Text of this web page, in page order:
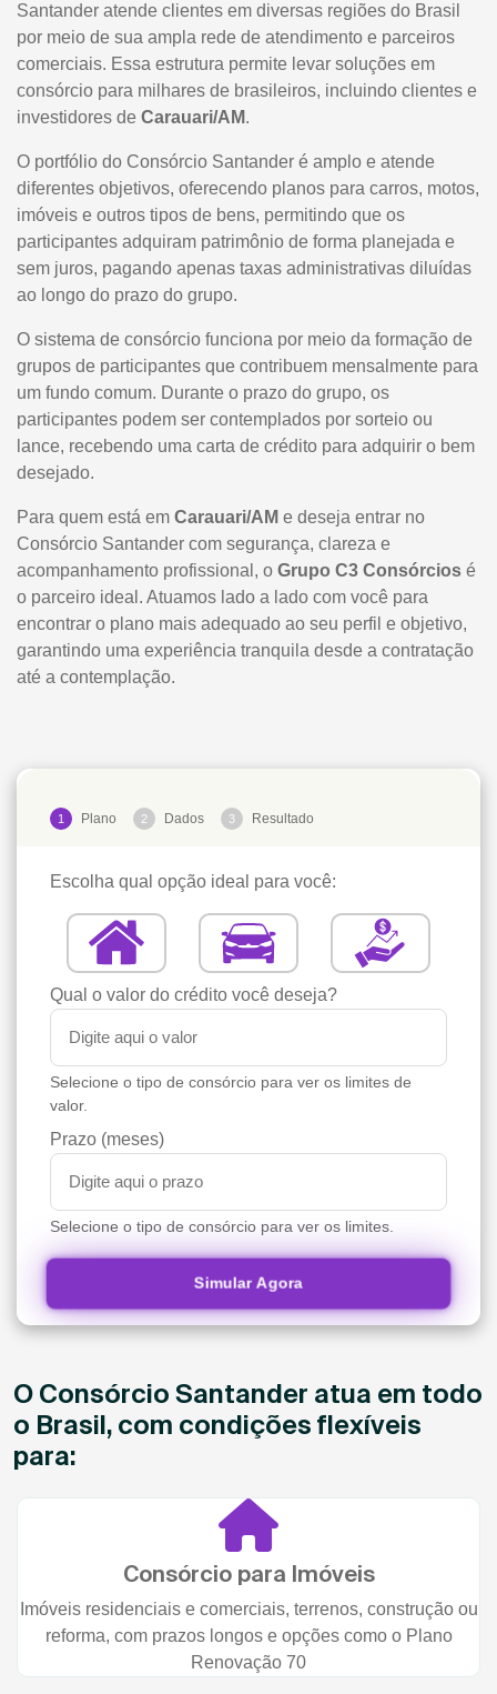
Santander atende clientes em diversas regiões do Brasil
por meio de sua ampla rede de atendimento e parceiros
comerciais. Essa estrutura permite levar soluções em
consórcio para milhares de brasileiros, incluindo clientes e
investidores de Carauari/AM.
O portfólio do Consórcio Santander é amplo e atende
diferentes objetivos, oferecendo planos para carros, motos,
imóveis e outros tipos de bens, permitindo que os
participantes adquiram patrimônio de forma planejada e
sem juros, pagando apenas taxas administrativas diluídas
ao longo do prazo do grupo.
O sistema de consórcio funciona por meio da formação de
grupos de participantes que contribuem mensalmente para
um fundo comum. Durante o prazo do grupo, os
participantes podem ser contemplados por sorteio ou
lance, recebendo uma carta de crédito para adquirir o bem
desejado.
Para quem está em Carauari/AM e deseja entrar no
Consórcio Santander com segurança, clareza e
acompanhamento profissional, o Grupo C3 Consórcios é
o parceiro ideal. Atuamos lado a lado com você para
encontrar o plano mais adequado ao seu perfil e objetivo,
garantindo uma experiência tranquila desde a contratação
até a contemplação.
1 Plano 2 Dados 3 Resultado
Escolha qual opção ideal para você:
Qual o valor do crédito você deseja?
Selecione o tipo de consórcio para ver os limites de
valor.
Prazo (meses)
Selecione o tipo de consórcio para ver os limites.
Simular Agora
O Consórcio Santander atua em todo
o Brasil, com condições flexíveis
para:
Consórcio para Imóveis
Imóveis residenciais e comerciais, terrenos, construção ou
reforma, com prazos longos e opções como o Plano
Renovação 70